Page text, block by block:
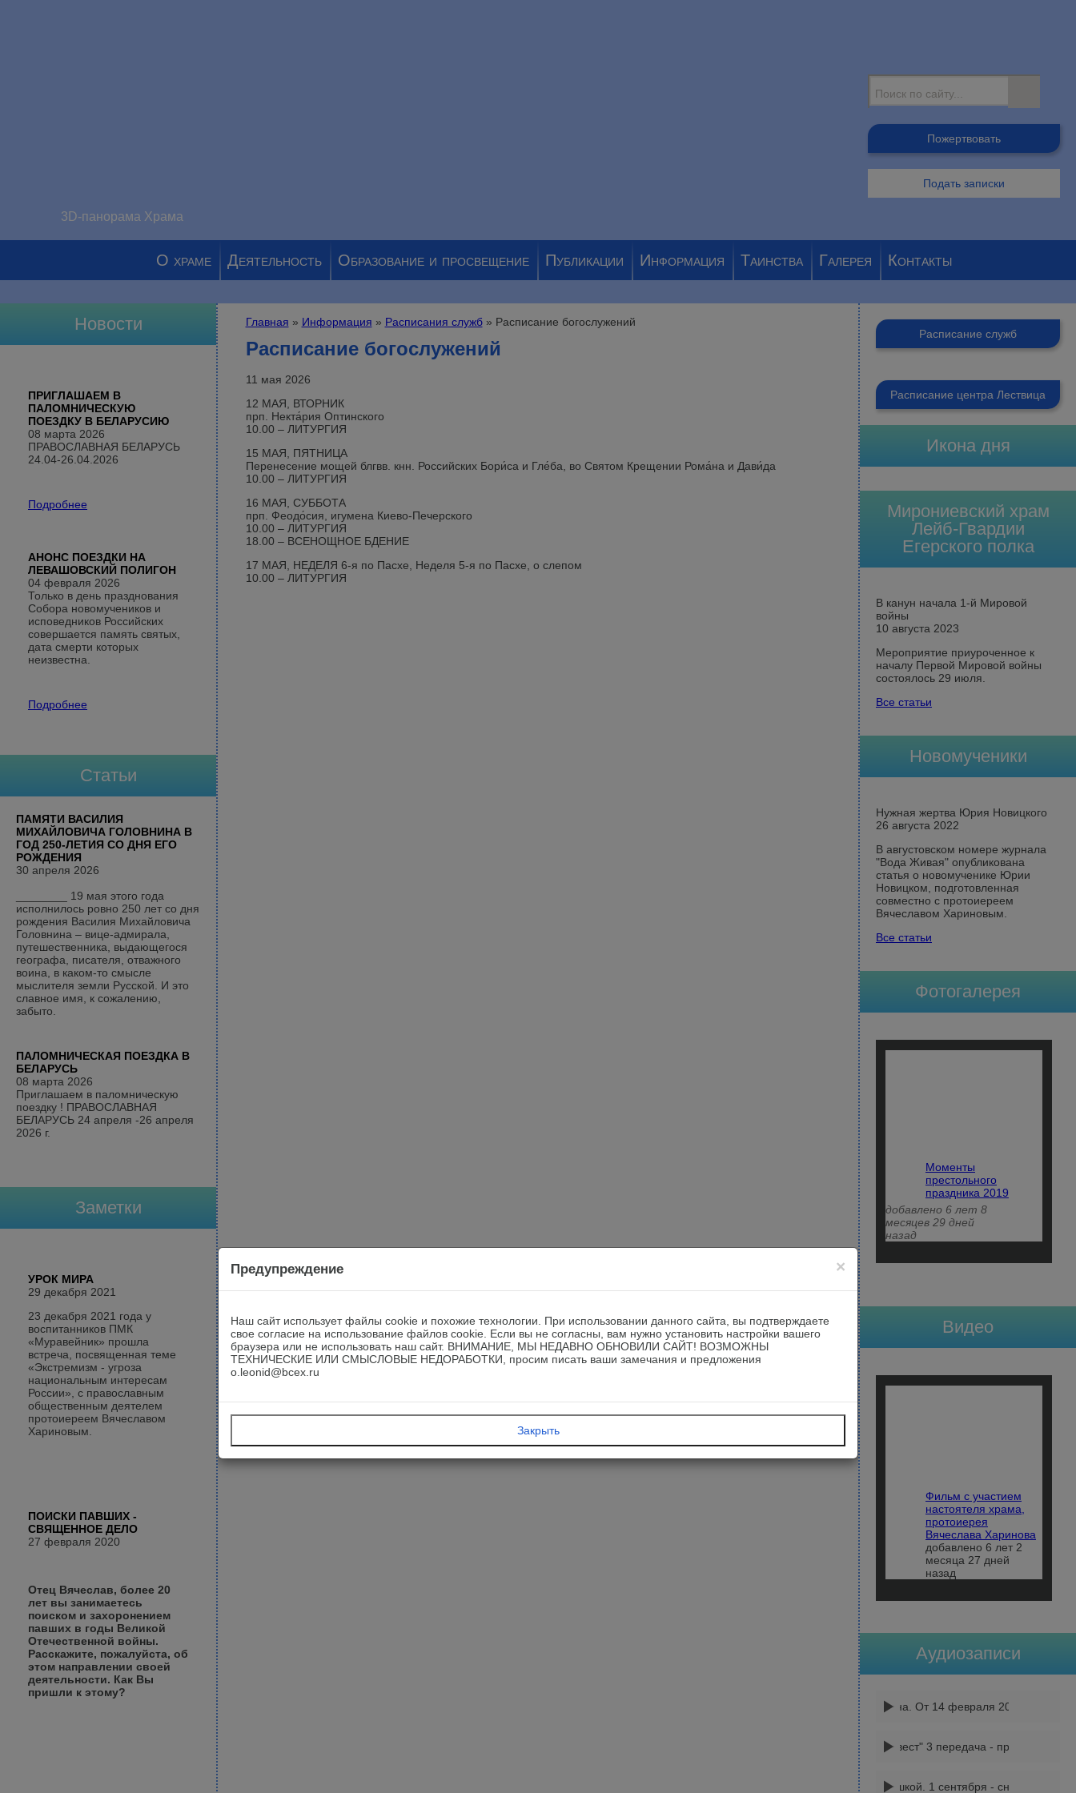
×
Предупреждение
Наш сайт использует файлы cookie и похожие технологии. При использовании данного сайта, вы подтверждаете
свое согласие на использование файлов cookie. Если вы не согласны, вам нужно установить настройки вашего
браузера или не использовать наш сайт. ВНИМАНИЕ, МЫ НЕДАВНО ОБНОВИЛИ САЙТ! ВОЗМОЖНЫ
ТЕХНИЧЕСКИЕ ИЛИ СМЫСЛОВЫЕ НЕДОРАБОТКИ, просим писать ваши замечания и предложения
o.leonid@bcex.ru
Закрыть
3D-панорама Храма
Пожертвовать
Подать записки
О храме Деятельность Образование и просвещение Публикации Информация Таинства Галерея Контакты
Вы здесь
Главная » Информация » Расписания служб» Расписание богослужений
Расписание богослужений
11 мая 2026
12 МАЯ, ВТОРНИК
прп. Некта́рия Оптинского
10.00 – ЛИТУРГИЯ
15 МАЯ, ПЯТНИЦА
Перенесение мощей блгвв. кнн. Российских Бори́са и Гле́ба, во Святом Крещении Рома́на и Дави́да
10.00 – ЛИТУРГИЯ
16 МАЯ, СУББОТА
прп. Феодо́сия, игумена Киево-Печерского
10.00 – ЛИТУРГИЯ
18.00 – ВСЕНОЩНОЕ БДЕНИЕ
17 МАЯ, НЕДЕЛЯ 6-я по Пасхе, Неделя 5-я по Пасхе, о слепом
10.00 – ЛИТУРГИЯ
Новости
ПРИГЛАШАЕМ В
ПАЛОМНИЧЕСКУЮ
ПОЕЗДКУ В БЕЛАРУСИЮ
08 марта 2026
ПРАВОСЛАВНАЯ БЕЛАРУСЬ
24.04-26.04.2026
Подробнее
АНОНС ПОЕЗДКИ НА
ЛЕВАШОВСКИЙ ПОЛИГОН
04 февраля 2026
Только в день празднования
Собора новомучеников и
исповедников Российских
совершается память святых,
дата смерти которых
неизвестна.
Подробнее
Статьи
ПАМЯТИ ВАСИЛИЯ
МИХАЙЛОВИЧА ГОЛОВНИНА В
ГОД 250-ЛЕТИЯ СО ДНЯ ЕГО
РОЖДЕНИЯ
30 апреля 2026
________ 19 мая этого года
исполнилось ровно 250 лет со дня
рождения Василия Михайловича
Головнина – вице-адмирала,
путешественника, выдающегося
географа, писателя, отважного
воина, в каком-то смысле
мыслителя земли Русской. И это
славное имя, к сожалению,
забыто.
ПАЛОМНИЧЕСКАЯ ПОЕЗДКА В
БЕЛАРУСЬ
08 марта 2026
Приглашаем в паломническую
поездку ! ПРАВОСЛАВНАЯ
БЕЛАРУСЬ 24 апреля -26 апреля
2026 г.
Заметки
УРОК МИРА
29 декабря 2021
23 декабря 2021 года у
воспитанников ПМК
«Муравейник» прошла
встреча, посвященная теме
«Экстремизм - угроза
национальным интересам
России», с православным
общественным деятелем
протоиереем Вячеславом
Хариновым.
ПОИСКИ ПАВШИХ -
СВЯЩЕННОЕ ДЕЛО
27 февраля 2020
Отец Вячеслав, более 20
лет вы занимаетесь
поиском и захоронением
павших в годы Великой
Отечественной войны.
Расскажите, пожалуйста, об
этом направлении своей
деятельности. Как Вы
пришли к этому?
Расписание служб
Расписание центра Лествица
Икона дня
Мирониевский храм
Лейб-Гвардии
Егерского полка
В канун начала 1-й Мировой
войны
10 августа 2023
Мероприятие приуроченное к
началу Первой Мировой войны
состоялось 29 июля.
Все статьи
Новомученики
Нужная жертва Юрия Новицкого
26 августа 2022
В августовском номере журнала
"Вода Живая" опубликована
статья о новомученике Юрии
Новицком, подготовленная
совместно с протоиереем
Вячеславом Хариновым.
Все статьи
Фотогалерея
Моменты
престольного
праздника 2019
добавлено 6 лет 8
месяцев 29 дней
назад
Видео
Фильм с участием
настоятеля храма,
протоиерея
Вячеслава Харинова
добавлено 6 лет 2
месяца 27 дней
назад
Аудиозаписи
Афганская война. От 14 февраля 2014. ТК
"Невский благовест" 3 передача - протоиерей
Беседы с батюшкой. 1 сентября - снова идем в